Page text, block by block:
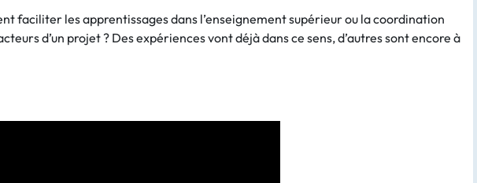
faciliter les apprentissages dans l’enseignement supérieur ou la coordination
d’un projet ? Des expériences vont déjà dans ce sens, d’autres sont encore à